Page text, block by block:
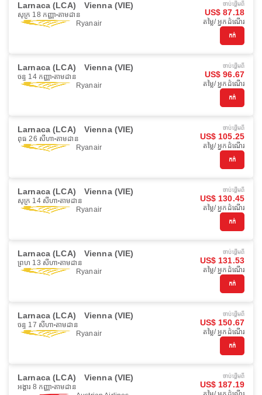
Larnaca (LCA) Vienna (VIE)
សុក្រ 18 កញ្ញា តាមដាន
Ryanair
ចាប់ផ្ដើមពី
US$ 87.18
តម្លៃ/ អ្នកដំណើរ
កក់
Larnaca (LCA) Vienna (VIE)
ចន្ទ 14 កញ្ញា តាមដាន
Ryanair
ចាប់ផ្ដើមពី
US$ 96.67
តម្លៃ/ អ្នកដំណើរ
កក់
Larnaca (LCA) Vienna (VIE)
ពុធ 26 សីហា តាមដាន
Ryanair
ចាប់ផ្ដើមពី
US$ 105.25
តម្លៃ/ អ្នកដំណើរ
កក់
Larnaca (LCA) Vienna (VIE)
សុក្រ 14 សីហា តាមដាន
Ryanair
ចាប់ផ្ដើមពី
US$ 130.45
តម្លៃ/ អ្នកដំណើរ
កក់
Larnaca (LCA) Vienna (VIE)
ព្រហ 13 សីហា តាមដាន
Ryanair
ចាប់ផ្ដើមពី
US$ 131.53
តម្លៃ/ អ្នកដំណើរ
កក់
Larnaca (LCA) Vienna (VIE)
ចន្ទ 17 សីហា តាមដាន
Ryanair
ចាប់ផ្ដើមពី
US$ 150.67
តម្លៃ/ អ្នកដំណើរ
កក់
Larnaca (LCA) Vienna (VIE)
អង្គារ 8 កញ្ញា តាមដាន
ចាប់ផ្ដើមពី
US$ 187.19